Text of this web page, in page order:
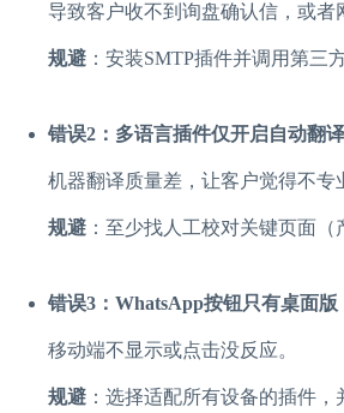
导致客户收不到询盘确认信，或者
规避 ：安装SMTP插件并调用第三
错误2：多语言插件仅开启自动翻译
机器翻译质量差，让客户觉得不专
规避 ：至少找人工校对关键页面（
错误3：WhatsApp按钮只有桌面版
移动端不显示或点击没反应。
规避 ：选择适配所有设备的插件，